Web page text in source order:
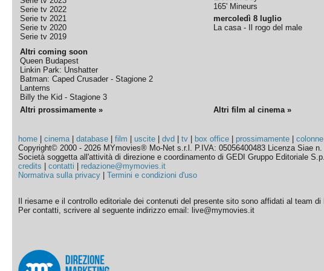
Serie tv 2022
Serie tv 2021
Serie tv 2020
Serie tv 2019
Altri coming soon
Queen Budapest
Linkin Park: Unshatter
Batman: Caped Crusader - Stagione 2
Lanterns
Billy the Kid - Stagione 3
165' Mineurs
mercoledì 8 luglio
La casa - Il rogo del male
Altri prossimamente » Altri film al cinema »
home |cinema|database |film |uscite |dvd |tv box office prossimamente |
Copyright© 2000 - 2026 MYmovies® Mo-Net s.r.l. P.IVA: 05056400483 Licenza Siae n.
Società soggetta all'attività di direzione e coordinamento di GEDI Gruppo Editoriale
credits |contatti
redazione@mymovies.it
Normativa sulla privacy |Termini e condizioni d'uso
Il riesame e il controllo editoriale dei contenuti del presente sito sono affidati al team
Per contatti, scrivere al seguente indirizzo email: live@mymovies.it